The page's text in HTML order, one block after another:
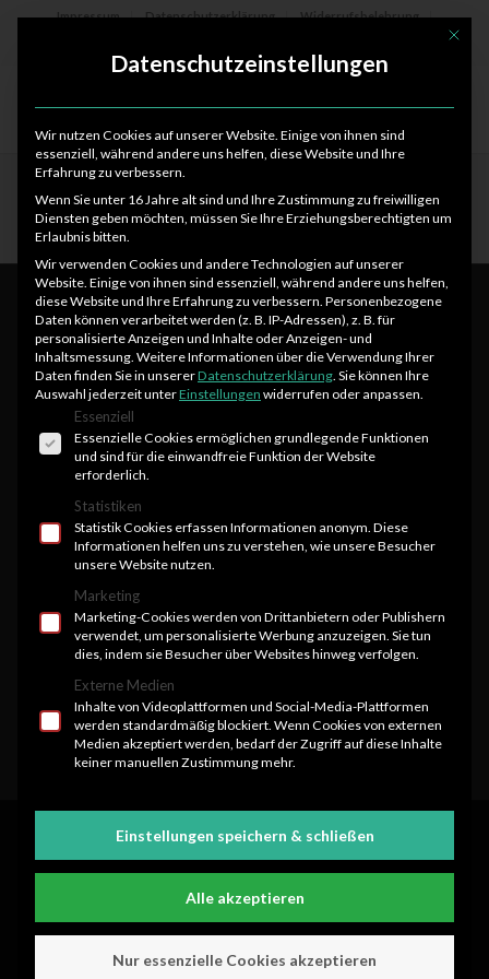
Impressum Datenschutzerklärung Widerrufsbelehrung
Interessante Links
Hier findest Du ein paar interessante Links! Viel Spaß auf unserer
Website :)
Archiv
© Copyright - Fit n Mobil
Mit
Datenschutzeinstellungen
Wir nutzen Cookies auf unserer Website. Einige von ihnen sind
essenziell, während andere uns helfen, diese Website und Ihre
Erfahrung zu verbessern.
Wenn Sie unter 16 Jahre alt sind und Ihre Zustimmung zu freiwilligen
Diensten geben möchten, müssen Sie Ihre Erziehungsberechtigten um
Erlaubnis bitten.
Wir verwenden Cookies und andere Technologien auf unserer
Website. Einige von ihnen sind essenziell, während andere uns helfen,
diese Website und Ihre Erfahrung zu verbessern. Personenbezogene
Daten können verarbeitet werden (z. B. IP-Adressen), z. B. für
personalisierte Anzeigen und Inhalte oder Anzeigen- und
Inhaltsmessung. Weitere Informationen über die Verwendung Ihrer
Daten finden Sie in unsererDatenschutzerklärung. Sie können Ihre
Auswahl jederzeit unterEinstellungen widerrufen oder anpassen.
Es folgt eine Liste der Service-Gruppen, für die
Essenziell
Essenzielle Cookies ermöglichen grundlegende Funktionen
und sind für die einwandfreie Funktion der Website
erforderlich.
Statistiken
Statistik Cookies erfassen Informationen anonym. Diese
Informationen helfen uns zu verstehen, wie unsere Besucher
unsere Website nutzen.
Marketing
Marketing-Cookies werden von Drittanbietern oder Publishern
verwendet, um personalisierte Werbung anzuzeigen. Sie tun
dies, indem sie Besucher über Websites hinweg verfolgen.
Externe Medien
Inhalte von Videoplattformen und Social-Media-Plattformen
werden standardmäßig blockiert. Wenn Cookies von externen
Medien akzeptiert werden, bedarf der Zugriff auf diese Inhalte
keiner manuellen Zustimmung mehr.
Einstellungen speichern & schließen
Alle akzeptieren
Nur essenzielle Cookies akzeptieren